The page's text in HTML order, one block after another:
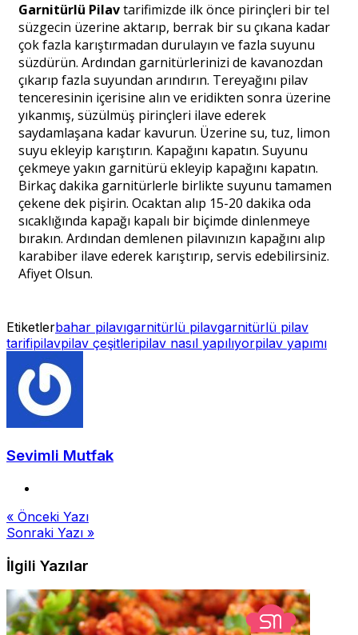
Garnitürlü Pilavtarifimizde ilk önce pirinçleri bir tel
süzgecin üzerine aktarıp, berrak bir su çıkana kadar
çok fazla karıştırmadan durulayın ve fazla suyunu
süzdürün. Ardından garnitürlerinizi de kavanozdan
çıkarıp fazla suyundan arındırın. Tereyağını pilav
tenceresinin içerisine alın ve eridikten sonra üzerine
yıkanmış, süzülmüş pirinçleri ilave ederek
saydamlaşana kadar kavurun. Üzerine su, tuz, limon
suyu ekleyip karıştırın. Kapağını kapatın. Suyunu
çekmeye yakın garnitürü ekleyip kapağını kapatın.
Birkaç dakika garnitürlerle birlikte suyunu tamamen
çekene dek pişirin. Ocaktan alıp 15-20 dakika oda
sıcaklığında kapağı kapalı bir biçimde dinlenmeye
bırakın. Ardından demlenen pilavınızın kapağını alıp
karabiber ilave ederek karıştırıp, servis edebilirsiniz.
Afiyet Olsun.
Etiketlerbahar pilavıgarnitürlü pilavgarnitürlü pilav
tarifipilavpilav çeşitleripilav nasıl yapılıyorpilav yapımı
Sevimli Mutfak
Yazı
gezinmesi
« Önceki Yazı
Sonraki Yazı »
İlgili Yazılar